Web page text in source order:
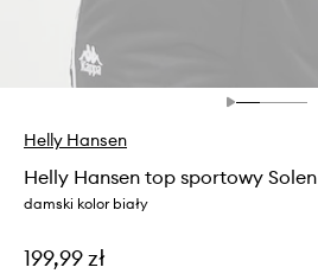
Helly Hansen
Helly Hansen top sportowy Solen
damski kolor biały
199,99 zł